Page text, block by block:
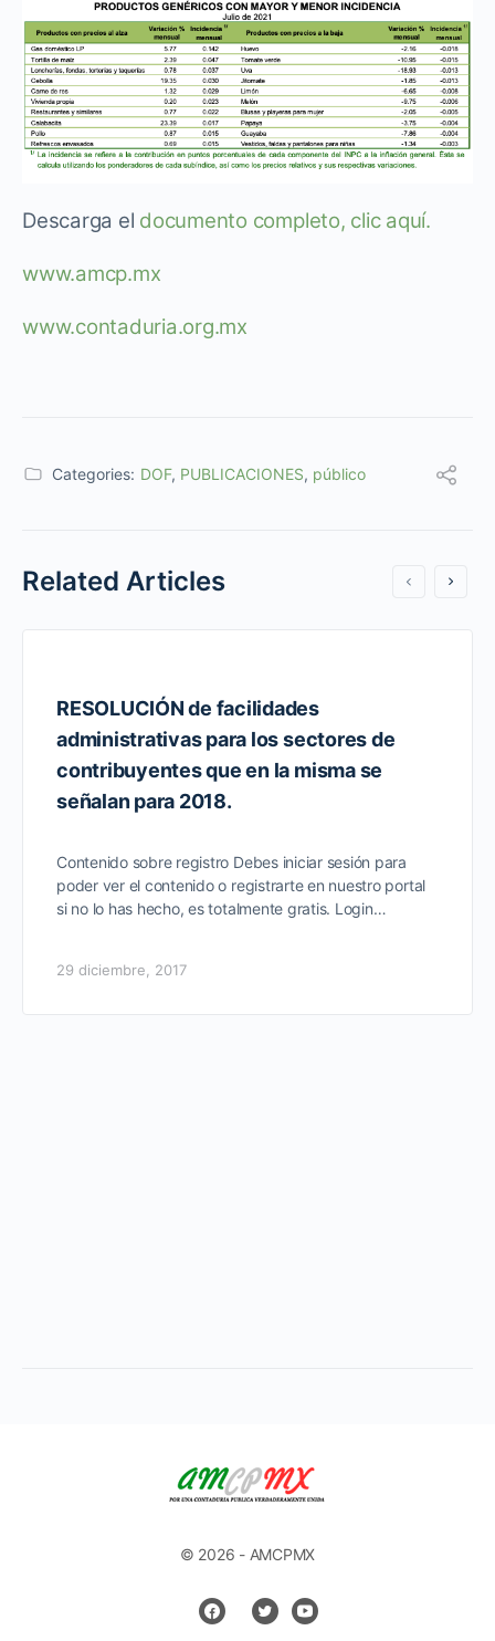
Descarga el documento completo, clic aquí.
www.amcp.mx
www.contaduria.org.mx
Categories: DOF, PUBLICACIONES, público
Related Articles
RESOLUCIÓN de facilidades
administrativas para los sectores de
contribuyentes que en la misma se
señalan para 2018.
Contenido sobre registro Debes iniciar sesión para
poder ver el contenido o registrarte en nuestro portal
si no lo has hecho, es totalmente gratis. Login…
29 diciembre, 2017
© 2026 - AMCPMX